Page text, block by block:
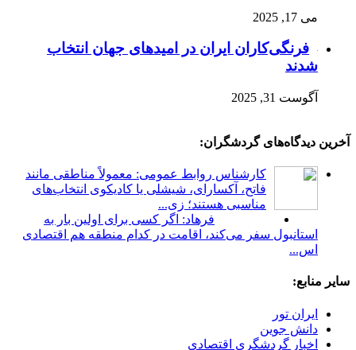
می 17, 2025
فرنگی‌کاران ایران در امیدهای جهان انتخاب
شدند
آگوست 31, 2025
آخرین دیدگاه‌های گردشگران:
کارشناس روابط عمومی: معمولاً مناطقی مانند
فاتح، آکسارای، شیشلی یا کادیکوی انتخاب‌های
مناسبی هستند؛ زی...
فرهاد: اگر کسی برای اولین بار به
استانبول سفر می‌کند، اقامت در کدام منطقه هم اقتصادی
اس...
سایر منابع:
ایران تور
دانش جوین
اخبار گردشگری اقتصادی